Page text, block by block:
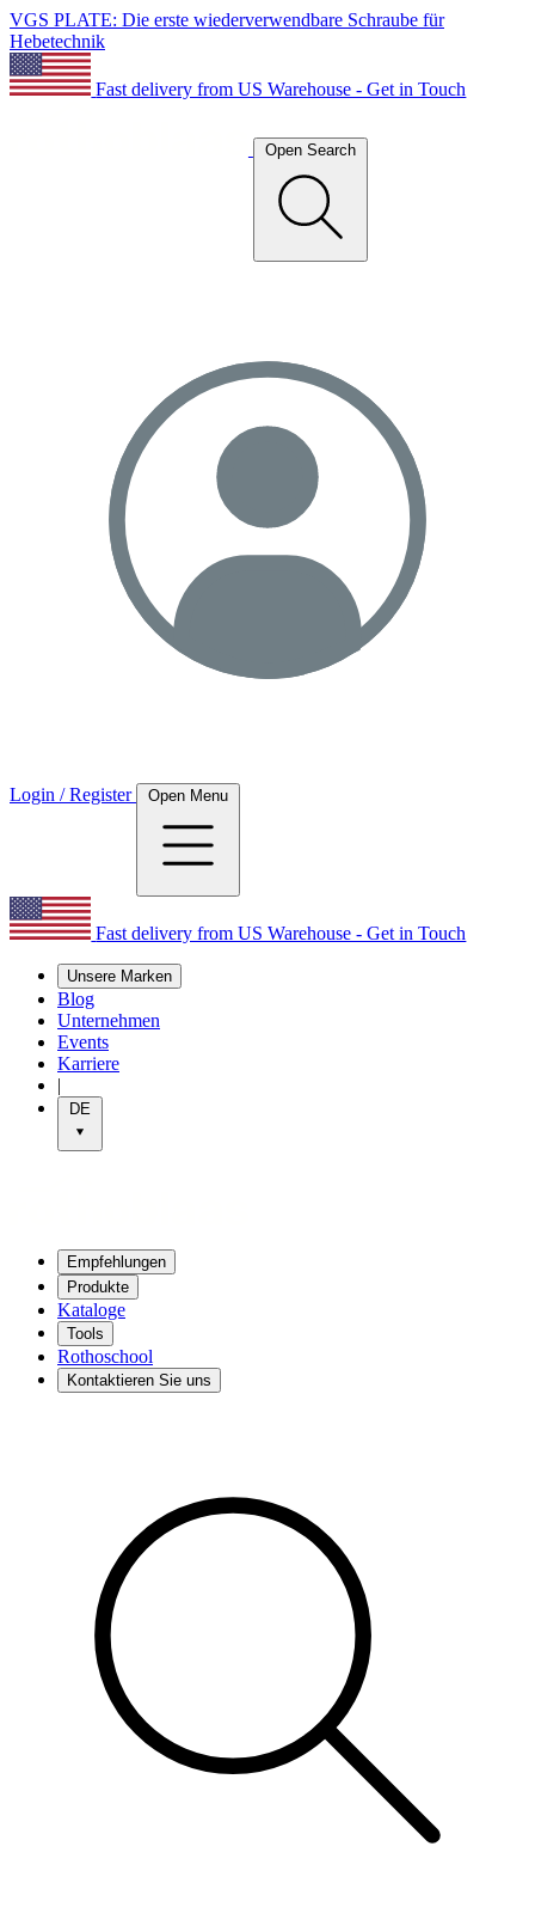
VGS PLATE: Die erste wiederverwendbare Schraube für
Hebetechnik
Fast delivery from US Warehouse - Get in Touch
Open Search
Login / Register Open Menu
Fast delivery from US Warehouse - Get in Touch
Unsere Marken
Blog
Unternehmen
Events
Karriere
|
DE
Empfehlungen
Produkte
Kataloge
Tools
Rothoschool
Kontaktieren Sie uns